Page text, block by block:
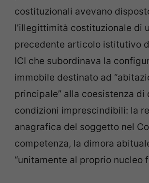
costituzionali avevano
l’illegittimità costituzionale di
precedente articolo istitutivo
ICI che subordinava la
immobile destinato ad
principale” alla coesistenza di
condizioni imprescindibili: la
anagrafica del soggetto nel
competenza, la dimora
“unitamente al proprio nucleo